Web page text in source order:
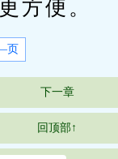
方便。
页
下一章
回顶部↑